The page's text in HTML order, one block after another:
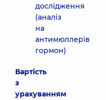
дослідження
(аналіз
на
антимюллерів
гормон)
Вартість
з
урахуванням